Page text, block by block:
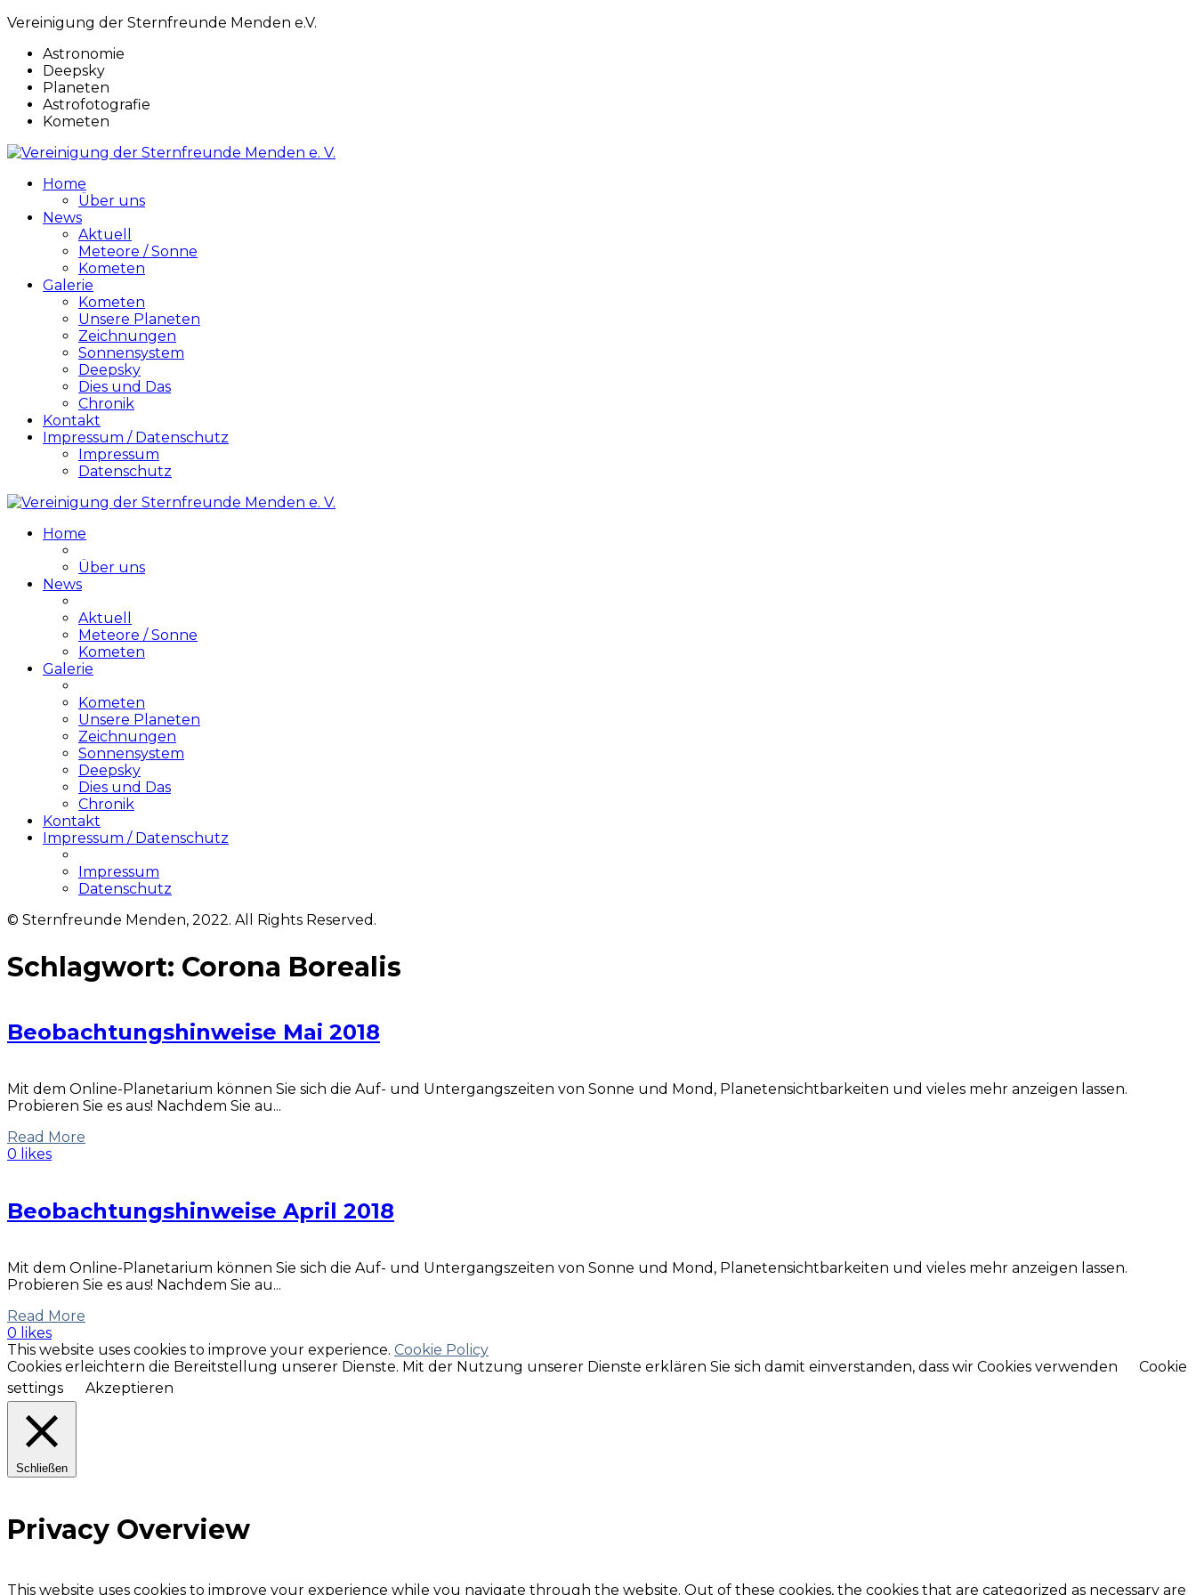
Vereinigung der Sternfreunde Menden e.V.
Astronomie
Deepsky
Planeten
Astrofotografie
Kometen
Home
Über uns
News
Aktuell
Meteore / Sonne
Kometen
Galerie
Kometen
Unsere Planeten
Zeichnungen
Sonnensystem
Deepsky
Dies und Das
Chronik
Kontakt
Impressum / Datenschutz
Impressum
Datenschutz
Home
Über uns
News
Aktuell
Meteore / Sonne
Kometen
Galerie
Kometen
Unsere Planeten
Zeichnungen
Sonnensystem
Deepsky
Dies und Das
Chronik
Kontakt
Impressum / Datenschutz
Impressum
Datenschutz
© Sternfreunde Menden, 2022. All Rights Reserved.
Schlagwort: Corona Borealis
Beobachtungshinweise Mai 2018
Mit dem Online-Planetarium können Sie sich die Auf- und Untergangszeiten von Sonne und Mond, Planetensichtbarkeiten und vieles mehr anzeigen lassen.
Probieren Sie es aus! Nachdem Sie au...
Read More
0 likes
Beobachtungshinweise April 2018
Mit dem Online-Planetarium können Sie sich die Auf- und Untergangszeiten von Sonne und Mond, Planetensichtbarkeiten und vieles mehr anzeigen lassen.
Probieren Sie es aus! Nachdem Sie au...
Read More
0 likes
This website uses cookies to improve your experience. Cookie Policy
Cookies erleichtern die Bereitstellung unserer Dienste. Mit der Nutzung unserer Dienste erklären Sie sich damit einverstanden, dass wir Cookies verwenden
Cookie
settings
Akzeptieren
Schließen
Privacy Overview
This website uses cookies to improve your experience while you navigate through the website. Out of these cookies, the cookies that are categorized as necessary are